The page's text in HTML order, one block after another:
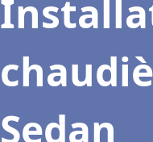
Sedan